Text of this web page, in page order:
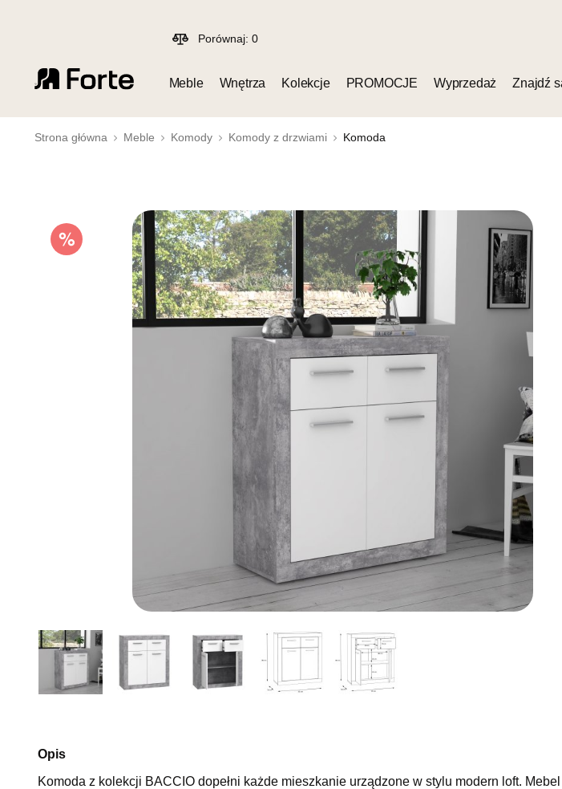
Porównaj: 0
Meble Wnętrza Kolekcje PROMOCJE Wyprzedaż Znajdź
Strona główna Meble Komody Komody z drzwiami Komoda
Opis
Komoda z kolekcji BACCIO dopełni każde mieszkanie urządzone w stylu modern loft.